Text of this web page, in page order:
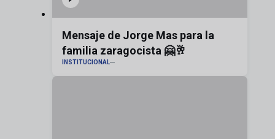
Mensaje de Jorge Mas para la
familia zaragocista 🤗🥂
INSTITUCIONAL